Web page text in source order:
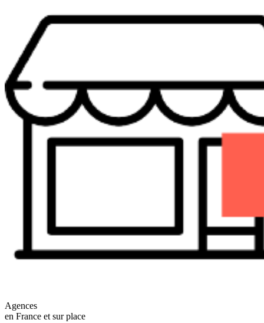
Agences
en France et sur place